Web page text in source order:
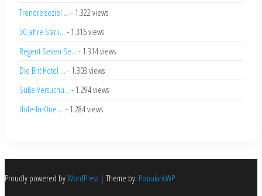
Trendreiseziel ... - 1.322 views
30 Jahre Starli... - 1.316 views
Regent Seven Se... - 1.314 views
Die Brit Hotel ... - 1.303 views
Süße Versuchu... - 1.294 views
Hole-In-One ... - 1.284 views
Proudly powered byWordPress | Theme by: PopularisWP